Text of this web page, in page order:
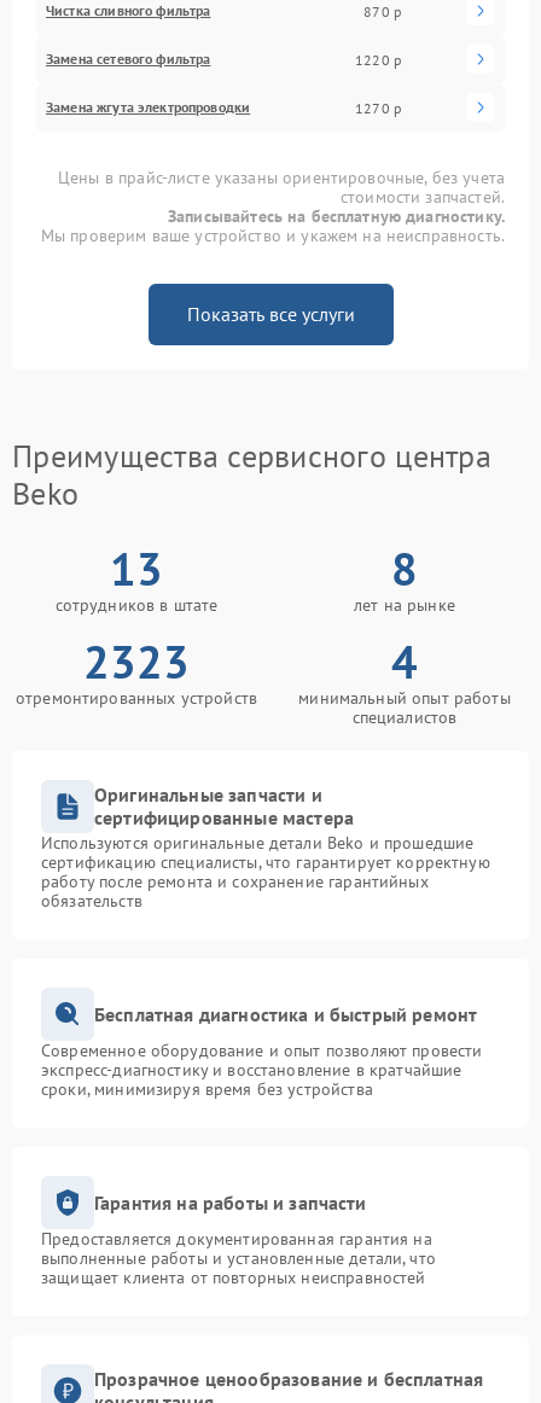
Чистка сливного фильтра 870 р
Замена сетевого фильтра 1220 р
Замена жгута электропроводки 1270 р
Цены в прайс-листе указаны ориентировочные, без учета
стоимости запчастей.
Записывайтесь на бесплатную диагностику.
Мы проверим ваше устройство и укажем на неисправность.
Показать все услуги
Преимущества сервисного центра
Beko
13
сотрудников в штате
8
лет на рынке
2323
отремонтированных устройств
4
минимальный опыт работы
специалистов
Оригинальные запчасти и
сертифицированные мастера
Используются оригинальные детали Beko и прошедшие
сертификацию специалисты, что гарантирует корректную
работу после ремонта и сохранение гарантийных
обязательств
Бесплатная диагностика и быстрый ремонт
Современное оборудование и опыт позволяют провести
экспресс-диагностику и восстановление в кратчайшие
сроки, минимизируя время без устройства
Гарантия на работы и запчасти
Предоставляется документированная гарантия на
выполненные работы и установленные детали, что
защищает клиента от повторных неисправностей
Прозрачное ценообразование и бесплатная